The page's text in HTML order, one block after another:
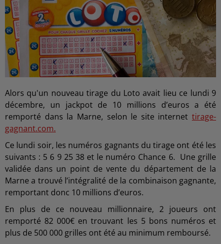
Alors qu'un nouveau tirage du Loto avait lieu ce lundi 9
décembre, un jackpot de 10 millions d’euros a été
remporté dans la Marne, selon le site internet tirage-
gagnant.com.
Ce lundi soir, les numéros gagnants du tirage ont été les
suivants : 5 6 9 25 38 et le numéro Chance 6. Une grille
validée dans un point de vente du département de la
Marne a trouvé l’intégralité de la combinaison gagnante,
remportant donc 10 millions d’euros.
En plus de ce nouveau millionnaire, 2 joueurs ont
remporté 82 000€ en trouvant les 5 bons numéros et
plus de 500 000 grilles ont été au minimum remboursé.